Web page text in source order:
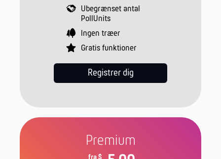
Ubegrænset antal
PollUnits
Ingen træer
Gratis funktioner
Registrer dig
Premium
fra $